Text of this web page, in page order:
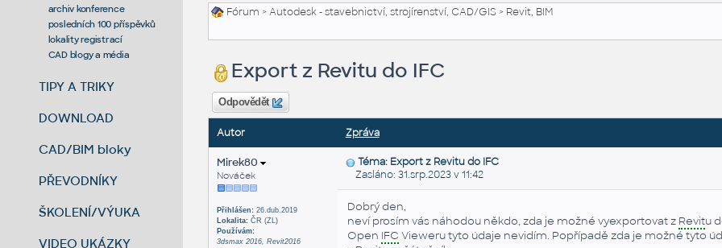
archiv konference
posledních 100 příspěvků
lokality registrací
CAD blogy a média
TIPY A TRIKY
DOWNLOAD
CAD/BIM bloky
PŘEVODNÍKY
ŠKOLENÍ/VÝUKA
VIDEO UKÁZKY
Fórum >Autodesk - stavebnictví, strojírenství, CAD/GIS> Revit, BIM
Export z Revitu do IFC
Odpovědět
Autor Zpráva
Mirek80
Nováček
Přihlášen:26.dub.2019
Lokalita:ČR (ZL)
Používám:
3dsmax 2016, Revit2016
Téma: Export z Revitu do IFC
Zasláno: 31.srp.2023 v 11:42
Dobrý den,
neví prosím vás náhodou někdo, zda je možné vyexportovat z Revitu
Open IFC Vieweru tyto údaje nevidím. Popřípadě zda je možné tyto